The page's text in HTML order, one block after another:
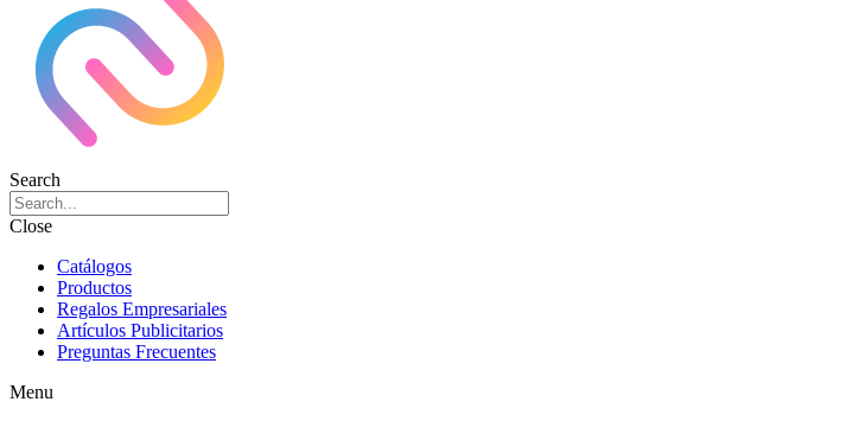
Search
Close
Catálogos
Productos
Regalos Empresariales
Artículos Publicitarios
Preguntas Frecuentes
Menu